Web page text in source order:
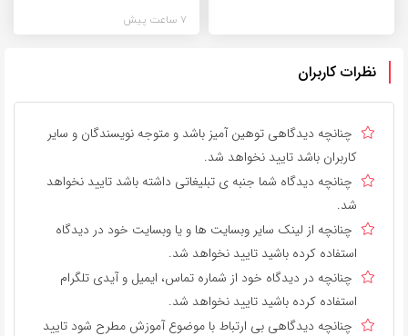
7 ساعت پیش
نظرات کاربران
چنانچه دیدگاهی توهین آمیز باشد و متوجه نویسندگان و سایر
کاربران باشد تایید نخواهد شد.
چنانچه دیدگاه شما جنبه ی تبلیغاتی داشته باشد تایید نخواهد
شد.
چنانچه از لینک سایر وبسایت ها و یا وبسایت خود در دیدگاه
استفاده کرده باشید تایید نخواهد شد.
چنانچه در دیدگاه خود از شماره تماس، ایمیل و آیدی تلگرام
استفاده کرده باشید تایید نخواهد شد.
چنانچه دیدگاهی بی ارتباط با موضوع آموزش مطرح شود تایید